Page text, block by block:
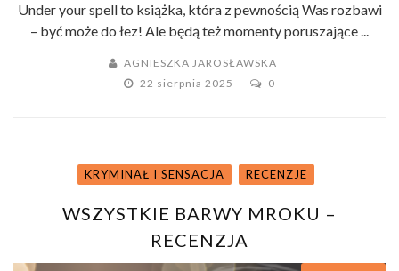
Under your spell to książka, która z pewnością Was rozbawi
– być może do łez! Ale będą też momenty poruszające ...
AGNIESZKA JAROSŁAWSKA
22 sierpnia 2025
0
KRYMINAŁ I SENSACJA RECENZJE
WSZYSTKIE BARWY MROKU –
RECENZJA